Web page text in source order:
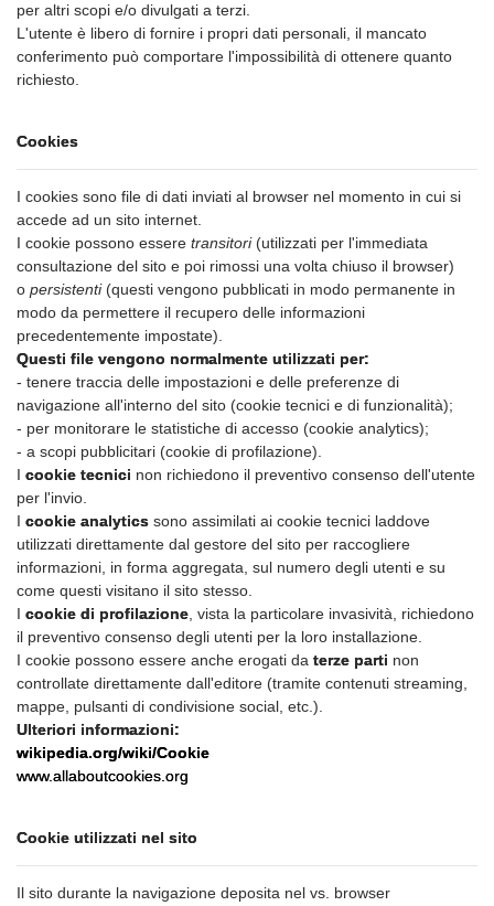
per altri scopi e/o divulgati a terzi.
L'utente è libero di fornire i propri dati personali, il mancato
conferimento può comportare l'impossibilità di ottenere quanto
richiesto.
Cookies
I cookies sono file di dati inviati al browser nel momento in cui si
accede ad un sito internet.
I cookie possono essere transitori(utilizzati per l'immediata
consultazione del sito e poi rimossi una volta chiuso il browser)
o persistenti(questi vengono pubblicati in modo permanente in
modo da permettere il recupero delle informazioni
precedentemente impostate).
Questi file vengono normalmente utilizzati per:
- tenere traccia delle impostazioni e delle preferenze di
navigazione all'interno del sito (cookie tecnici e di funzionalità);
- per monitorare le statistiche di accesso (cookie analytics);
- a scopi pubblicitari (cookie di profilazione).
I cookie tecnici non richiedono il preventivo consenso dell'utente
per l'invio.
I cookie analytics sono assimilati ai cookie tecnici laddove
utilizzati direttamente dal gestore del sito per raccogliere
informazioni, in forma aggregata, sul numero degli utenti e su
come questi visitano il sito stesso.
I cookie di profilazione , vista la particolare invasività, richiedono
il preventivo consenso degli utenti per la loro installazione.
I cookie possono essere anche erogati da terze parti non
controllate direttamente dall'editore (tramite contenuti streaming,
mappe, pulsanti di condivisione social, etc.).
Ulteriori informazioni:
wikipedia.org/wiki/Cookie
www.allaboutcookies.org
Cookie utilizzati nel sito
Il sito durante la navigazione deposita nel vs. browser